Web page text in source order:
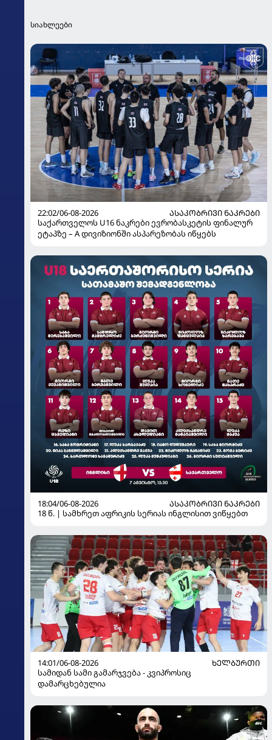
სიახლეები
22:02/06-08-2026
ᲐᲡᲐᲙᲝᲑᲠᲘᲕᲘ ᲜᲐᲙᲠᲔᲑᲘ
საქართველოს U16 ნაკრები ევრობასკეტის ფინალურ
ეტაპზე – A დივიზიონში ასპარეზობას იწყებს
18:04/06-08-2026
ᲐᲡᲐᲙᲝᲑᲠᲘᲕᲘ ᲜᲐᲙᲠᲔᲑᲘ
18 წ. | სამხრეთ აფრიკის სერიას ინგლისით ვიწყებთ
14:01/06-08-2026
ᲮᲔᲚᲑᲣᲠᲗᲘ
სამიდან სამი გამარჯვება - კვიპროსიც
დამარცხებულია